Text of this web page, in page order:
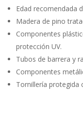
Edad recomendada
Madera de pino
Componentes
protección UV.
Tubos de barrera y
Componentes
Tornillería protegida